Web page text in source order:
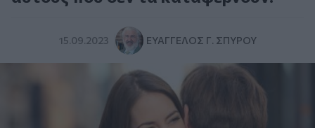
15.09.2023 ΕΥΆΓΓΕΛΟΣ Γ. ΣΠΎΡΟΥ